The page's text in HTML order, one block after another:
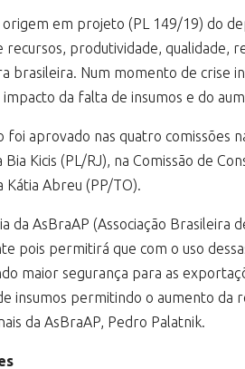
em projeto (PL 149/19) do
recursos, produtividade, qualidade,
brasileira. Num momento de crise
da falta de insumos e do
foi aprovado nas quatro comissões
Bia Kicis (PL/RJ), na Comissão de
Kátia Abreu (PP/TO).
da AsBraAP (Associação Brasileira
pois permitirá que com o uso
maior segurança para as
insumos permitindo o aumento
da AsBraAP, Pedro Palatnik.